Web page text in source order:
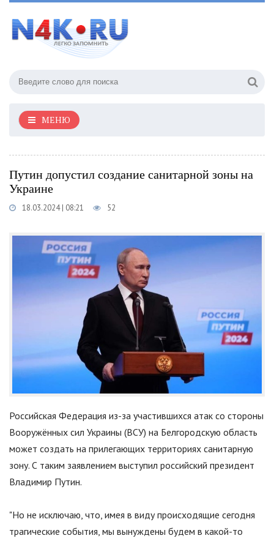
МЕНЮ
Путин допустил создание санитарной зоны на
Украине
18.03.2024 | 08:21 52
Российская Федерация из-за участившихся атак со стороны
Вооружённых сил Украины (ВСУ) на Белгородскую область
может создать на прилегающих территориях санитарную
зону. С таким заявлением выступил российский президент
Владимир Путин.
"Но не исключаю, что, имея в виду происходящие сегодня
трагические события, мы вынуждены будем в какой-то